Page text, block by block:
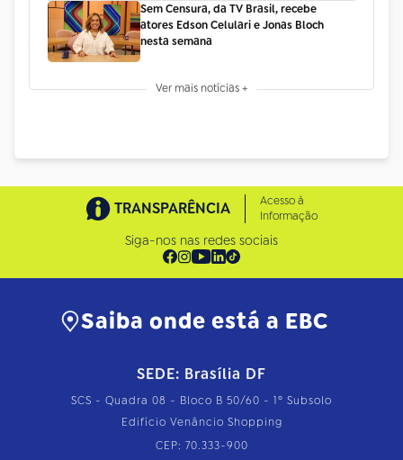
Sem Censura, da TV Brasil, recebe
atores Edson Celulari e Jonas Bloch
nesta semana
Ver mais notícias +
TRANSPARÊNCIA
Acesso à
Informação
Siga-nos nas redes sociais
Saiba onde está a EBC
SEDE: Brasília DF
SCS - Quadra 08 - Bloco B 50/60 - 1º Subsolo
Edifício Venâncio Shopping
CEP: 70.333-900